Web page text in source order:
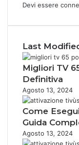
Devi essere
Last
Migliori TV
Definitiva
Agosto 13, 2024
Come
Guida
Agosto 13, 2024